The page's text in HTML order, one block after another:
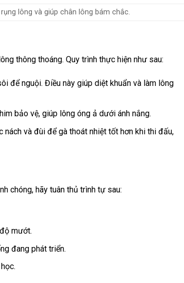
rụng lông và giúp chân lông bám chắc.
thông thoáng. Quy trình thực hiện như sau:
để nguội. Điều này giúp diệt khuẩn và làm lông
bảo vệ, giúp lông óng ả dưới ánh nắng.
và đùi để gà thoát nhiệt tốt hơn khi thi đấu,
chóng, hãy tuân thủ trình tự sau:
mướt.
đang phát triển.